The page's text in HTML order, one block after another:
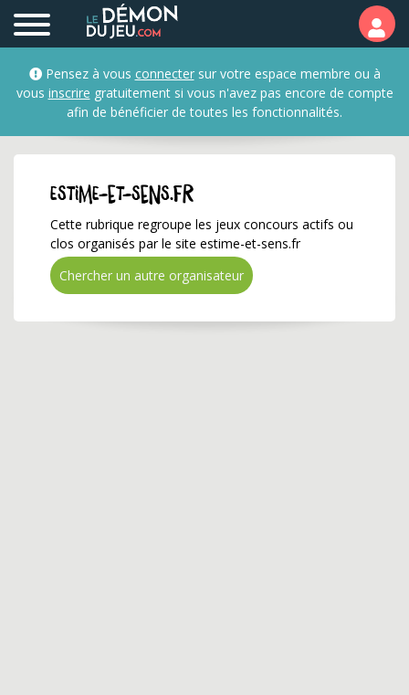
estime-et-sens.fr ✅
Pensez à vous connectersur votre espace membre ou à
vous inscrire gratuitement si vous n'avez pas encore de compte
afin de bénéficier de toutes les fonctionnalités.
estime-et-sens.fr
Cette rubrique regroupe les jeux concours actifs ou
clos organisés par le site estime-et-sens.fr
Chercher un autre organisateur